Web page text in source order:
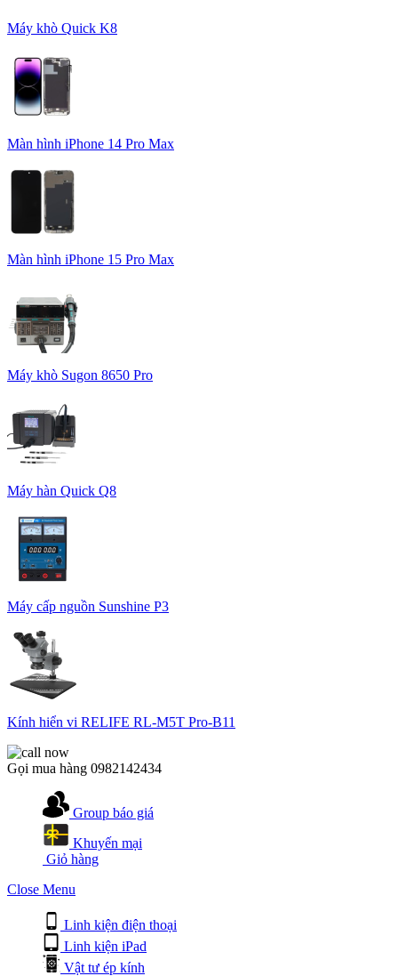
Máy khò Quick K8
Màn hình iPhone 14 Pro Max
Màn hình iPhone 15 Pro Max
Máy khò Sugon 8650 Pro
Máy hàn Quick Q8
Máy cấp nguồn Sunshine P3
Kính hiển vi RELIFE RL-M5T Pro-B11
Gọi mua hàng 0982142434
Group báo giá
Khuyến mại
Giỏ hàng
Close Menu
Linh kiện điện thoại
Linh kiện iPad
Vật tư ép kính